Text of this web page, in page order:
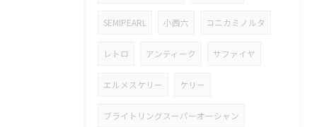
SEMIPEARL 小西六 コニカミノルタ
レトロ アンティーク サファイヤ
エルメスケリー ケリー
ブライトリングスーパーオーシャン